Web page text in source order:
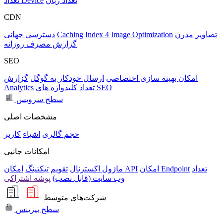
CDN
دسترسی جهانی Caching Index 4 Image Optimization تصاویر مدرن
گزارش مصرف روزانه
SEO
امکان بهینه سازی اختصاصی ارسال خودکار به گوگل گزارش
Analytics
تعداد کلیدواژه های SEO
سطح سرویس
مشخصات اصلی
حجم گالری اشیاء کاربر
امکانات جانبی
ماژول اکسترنال تقویم تیکتینگ امکان API امکان Endpoint تعداد
وب سایت (قابل نصب) پوشه اشتراکی
شرکت‌های متوسط
سطح بیزینس